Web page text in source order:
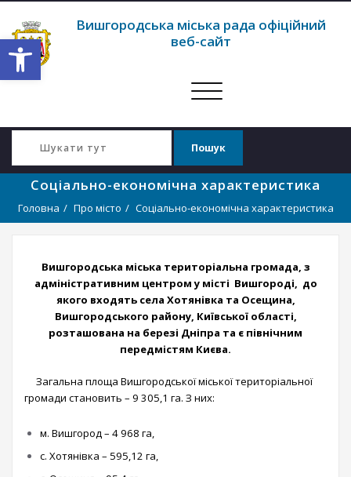
Відкрити Панель інструментів
Вишгородська міська рада офіційний
веб-сайт
Перемкнути
Соціально-економічна характеристика
Головна Про місто Соціально-економічна характеристика
Вишгородська міська територіальна громада, з
адміністративним центром у місті Вишгороді, до
якого входять села Хотянівка та Осещина,
Вишгородського району, Київської області,
розташована на березі Дніпра та є північним
передмістям Києва.
Загальна площа Вишгородської міської територіальної
громади становить – 9 305,1 га. З них:
м. Вишгород – 4 968 га,
с. Хотянівка – 595,12 га,